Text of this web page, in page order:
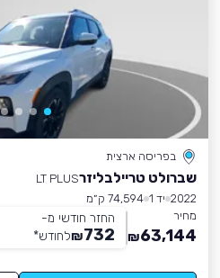
בפריסה ארצית
שברולט טריילבליזרLT PLUS
2022 יד 1
74,594 ק״מ
מחיר
63,144
₪
החזר חודשי מ-
732
₪לחודש*